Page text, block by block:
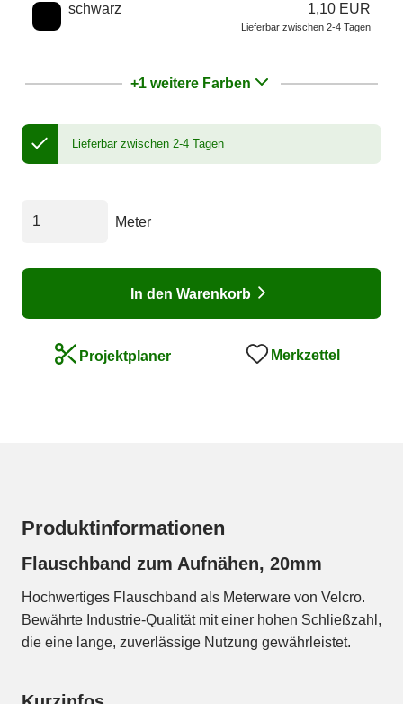
schwarz 1,10 EUR
Lieferbar zwischen 2-4 Tagen
+1 weitere Farben
Lieferbar zwischen 2-4 Tagen
Meter
In den Warenkorb
Projektplaner Merkzettel
Produktinformationen
Flauschband zum Aufnähen, 20mm
Hochwertiges Flauschband als Meterware von Velcro.
Bewährte Industrie-Qualität mit einer hohen Schließzahl,
die eine lange, zuverlässige Nutzung gewährleistet.